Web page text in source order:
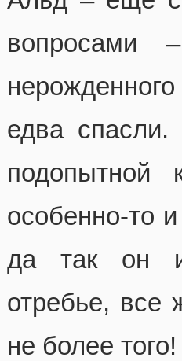
вопросами
едва спасли.
подопытной
особенно-то
да так он и
отребье,
не более того!